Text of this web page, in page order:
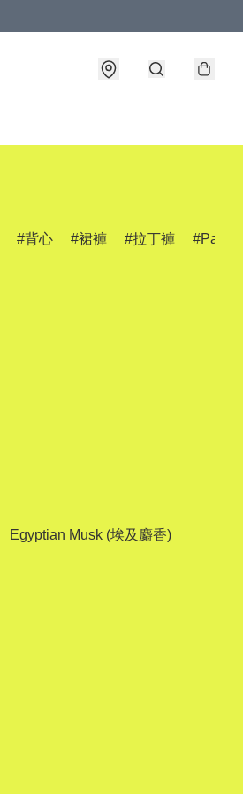
背心 裙褲 拉丁褲 Pants
Egyptian Musk (埃及麝香)